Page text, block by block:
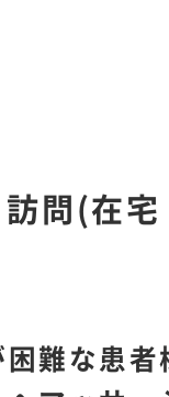
訪問(在
難な患者